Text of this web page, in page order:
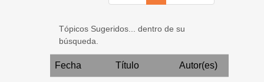
Tópicos Sugeridos... dentro de su
búsqueda.
Fecha Título Autor(es)